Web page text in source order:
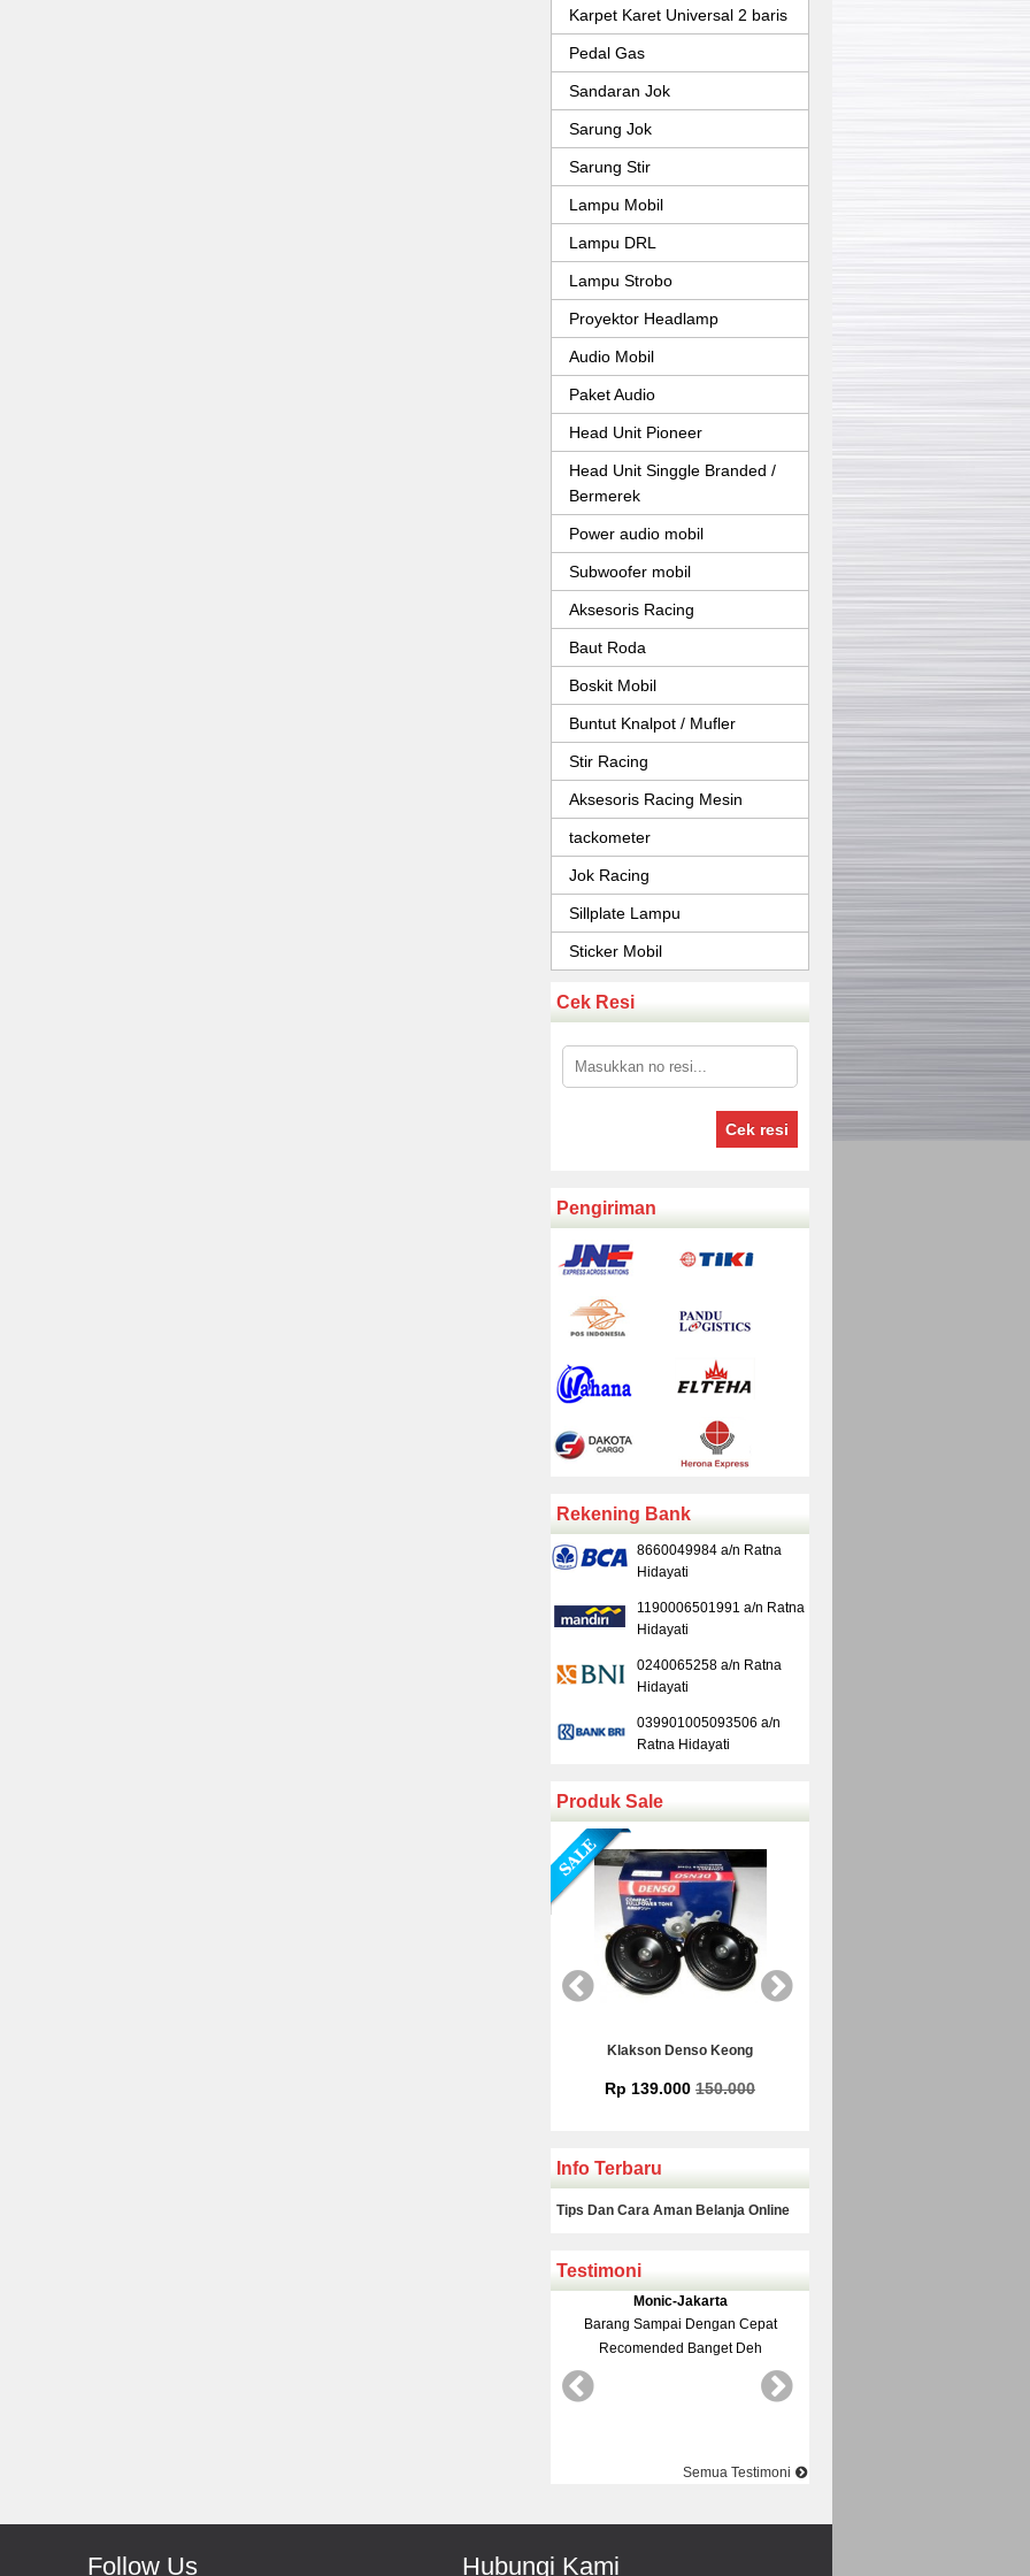
Karpet Karet Universal 2 baris
Pedal Gas
Sandaran Jok
Sarung Jok
Sarung Stir
Lampu Mobil
Lampu DRL
Lampu Strobo
Proyektor Headlamp
Audio Mobil
Paket Audio
Head Unit Pioneer
Head Unit Singgle Branded /
Bermerek
Power audio mobil
Subwoofer mobil
Aksesoris Racing
Baut Roda
Boskit Mobil
Buntut Knalpot / Mufler
Stir Racing
Aksesoris Racing Mesin
tackometer
Jok Racing
Sillplate Lampu
Sticker Mobil
Cek Resi
Cek resi
Pengiriman
Rekening Bank
8660049984 a/n Ratna
Hidayati
1190006501991 a/n Ratna
Hidayati
0240065258 a/n Ratna
Hidayati
039901005093506 a/n
Ratna Hidayati
Produk Sale
Kamera Mundur Infrared
Rp 225.000
Info Terbaru
Tips Dan Cara Aman Belanja Online
Testimoni
Yudi-Bekasi
Barang Dan Harga Sesuai Kualitasnya
Top Nya Pake Banget
Semua Testimoni
Follow Us Hubungi Kami